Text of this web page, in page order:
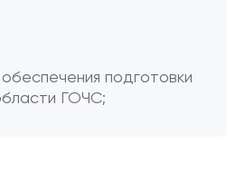
подготовки
ГОЧС;